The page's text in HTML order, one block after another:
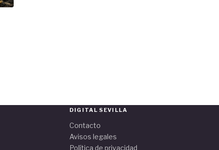
DIGITAL SEVILLA
Contacto
Avisos legales
Política de privacidad